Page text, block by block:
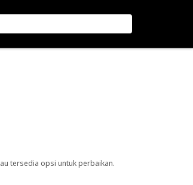
tersedia opsi untuk perbaikan.